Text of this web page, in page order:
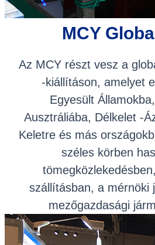
MCY
Az MCY részt vesz a
-kiállításon, amelyet
Egyesült
Ausztráliába, Délkelet -
Keletre és más
széles körben
szállításban, a mérnöki
mezőgazdasági